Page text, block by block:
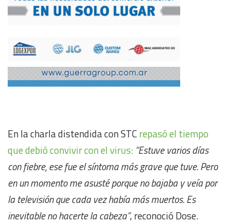
En la charla distendida con STC repasó el tiempo
que debió convivir con el virus: “Estuve varios días
con fiebre, ese fue el síntoma más grave que tuve. Pero
en un momento me asusté porque no bajaba y veía por
la televisión que cada vez había más muertos. Es
inevitable no hacerte la cabeza”, reconoció Dose.